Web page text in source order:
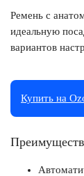
Ремень с
идеальную
вариантов
Купить на